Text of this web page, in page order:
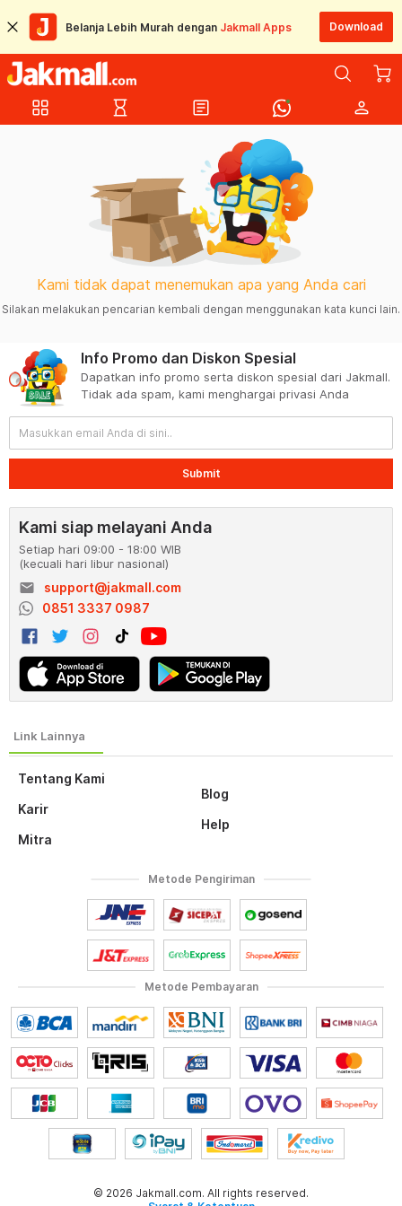
Belanja Lebih Murah dengan Jakmall Apps Download
grid_view hourglass_empty article person
Kami tidak dapat menemukan apa yang Anda cari
Silakan melakukan pencarian kembali dengan menggunakan kata kunci lain.
Tentang Kami
Karir
Mitra
Blog
Help
Info Promo dan Diskon Spesial
Dapatkan info promo serta diskon spesial dari Jakmall.
Tidak ada spam, kami menghargai privasi Anda
Submit
Kami siap melayani Anda
Setiap hari 09:00 - 18:00 WIB
(kecuali hari libur nasional)
email
support@jakmall.com
0851 3337 0987
Metode Pembayaran
Metode Pengiriman
© 2026 Jakmall.com. All rights reserved.